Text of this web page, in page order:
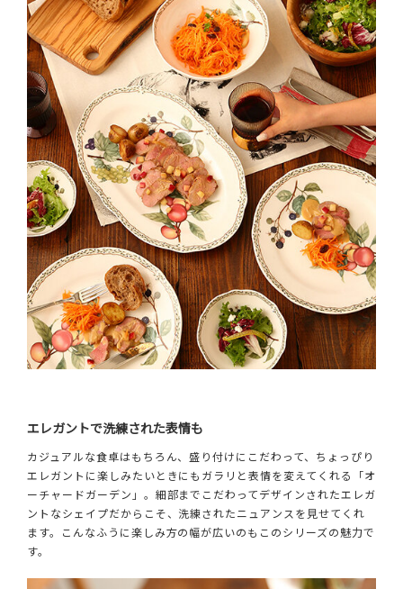
エレガントで洗練された表情も
カジュアルな食卓はもちろん、盛り付けにこだわって、ちょっぴり
エレガントに楽しみたいときにもガラリと表情を変えてくれる「オ
ーチャードガーデン」。細部までこだわってデザインされたエレガ
ントなシェイプだからこそ、洗練されたニュアンスを見せてくれ
ます。こんなふうに楽しみ方の幅が広いのもこのシリーズの魅力で
す。